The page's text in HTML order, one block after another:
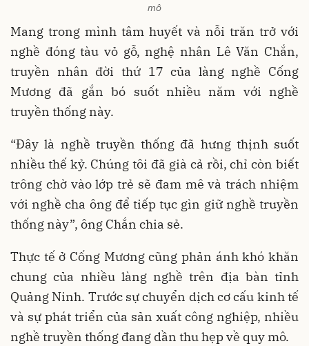
mô
Mang trong mình tâm huyết và nỗi trăn trở với
nghề đóng tàu vỏ gỗ, nghệ nhân Lê Văn Chắn,
truyền nhân đời thứ 17 của làng nghề Cống
Mương đã gắn bó suốt nhiều năm với nghề
truyền thống này.
“Đây là nghề truyền thống đã hưng thịnh suốt
nhiều thế kỷ. Chúng tôi đã già cả rồi, chỉ còn biết
trông chờ vào lớp trẻ sẽ đam mê và trách nhiệm
với nghề cha ông để tiếp tục gìn giữ nghề truyền
thống này”, ông Chắn chia sẻ.
Thực tế ở Cống Mương cũng phản ánh khó khăn
chung của nhiều làng nghề trên địa bàn tỉnh
Quảng Ninh. Trước sự chuyển dịch cơ cấu kinh tế
và sự phát triển của sản xuất công nghiệp, nhiều
nghề truyền thống đang dần thu hẹp về quy mô.